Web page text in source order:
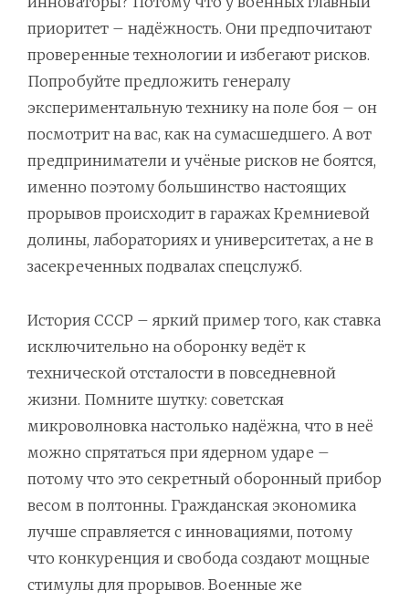
приоритет – надёжность. Они предпочитают
проверенные технологии и избегают рисков.
Попробуйте предложить генералу
экспериментальную технику на поле боя – он
посмотрит на вас, как на сумасшедшего. А вот
предприниматели и учёные рисков не боятся,
именно поэтому большинство настоящих
прорывов происходит в гаражах Кремниевой
долины, лабораториях и университетах, а не в
засекреченных подвалах спецслужб.
История СССР – яркий пример того, как ставка
исключительно на оборонку ведёт к
технической отсталости в повседневной
жизни. Помните шутку: советская
микроволновка настолько надёжна, что в неё
можно спрятаться при ядерном ударе –
потому что это секретный оборонный прибор
весом в полтонны. Гражданская экономика
лучше справляется с инновациями, потому
что конкуренция и свобода создают мощные
стимулы для прорывов. Военные же